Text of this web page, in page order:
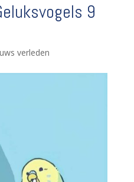
9
verleden